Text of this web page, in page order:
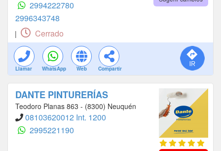
2994222780
2996343748
| Cerrado
Llamar WhatsApp Web Compartir
DANTE PINTURERÍAS
Teodoro Planas 863 - (8300) Neuquén
08103620012 Int. 1200
2995221190